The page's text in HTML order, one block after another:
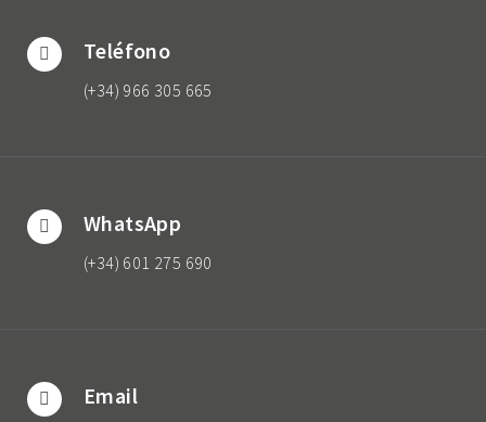
Teléfono
(+34) 966 305 665
WhatsApp
(+34) 601 275 690
Email